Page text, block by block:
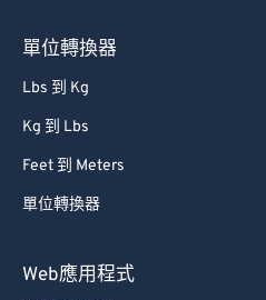
單位轉換器
Lbs 到 Kg
Kg 到 Lbs
Feet 到 Meters
單位轉換器
Web應用程式